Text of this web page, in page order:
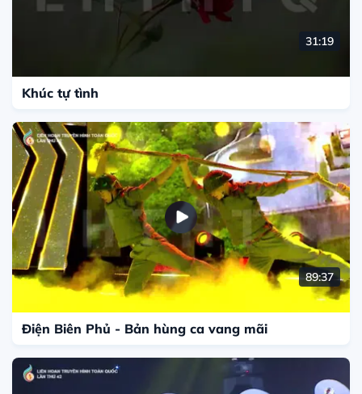
Khúc tự tình
31:19
Điện Biên Phủ - Bản hùng ca vang mãi
89:37